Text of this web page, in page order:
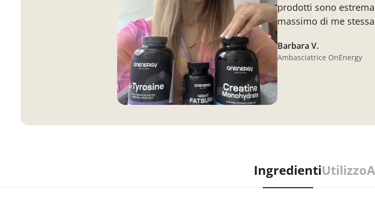
prodotti sono
massimo di me
Barbara V.
Ambasciatrice OnEnergy
IngredientiUtilizzo